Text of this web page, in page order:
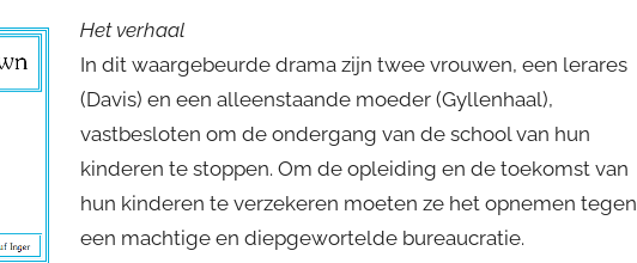
Het verhaal
In dit waargebeurde drama zijn twee vrouwen, een lerares
(Davis) en een alleenstaande moeder (Gyllenhaal),
vastbesloten om de ondergang van de school van hun
kinderen te stoppen. Om de opleiding en de toekomst van
hun kinderen te verzekeren moeten ze het opnemen tegen
een machtige en diepgewortelde bureaucratie.